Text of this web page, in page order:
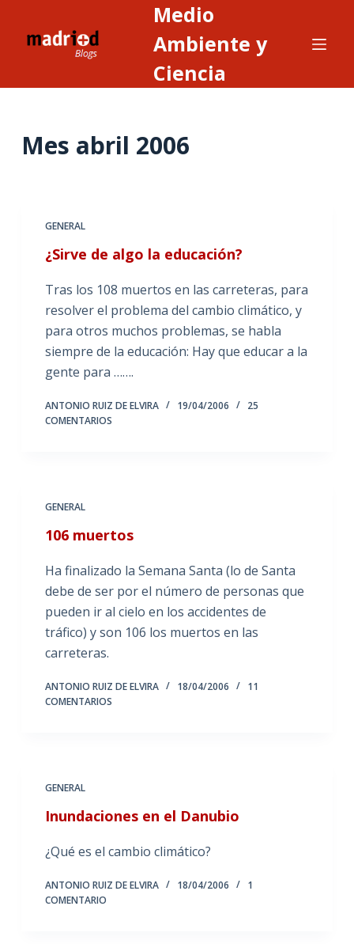
Medio
Ambiente y
Ciencia
Mes abril 2006
GENERAL
¿Sirve de algo la educación?
Tras los 108 muertos en las carreteras, para
resolver el problema del cambio climático, y
para otros muchos problemas, se habla
siempre de la educación: Hay que educar a la
gente para …….
ANTONIO RUIZ DE ELVIRA 19/04/2006
25
COMENTARIOS
GENERAL
106 muertos
Ha finalizado la Semana Santa (lo de Santa
debe de ser por el número de personas que
pueden ir al cielo en los accidentes de
tráfico) y son 106 los muertos en las
carreteras.
ANTONIO RUIZ DE ELVIRA 18/04/2006
11
COMENTARIOS
GENERAL
Inundaciones en el Danubio
¿Qué es el cambio climático?
ANTONIO RUIZ DE ELVIRA 18/04/2006
1
COMENTARIO